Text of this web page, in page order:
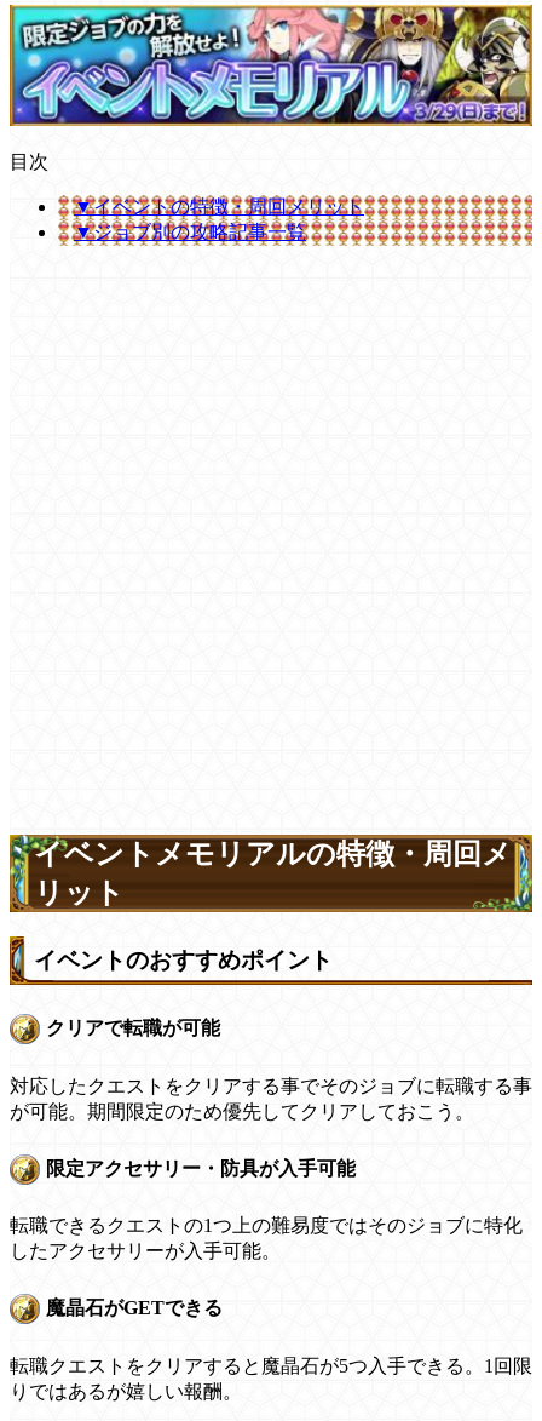
目次
▼イベントの特徴・周回メリット
▼ジョブ別の攻略記事一覧
イベントメモリアルの特徴・周回メ
リット
イベントのおすすめポイント
クリアで転職が可能
対応したクエストをクリアする事でそのジョブに転職する事
が可能。期間限定のため優先してクリアしておこう。
限定アクセサリー・防具が入手可能
転職できるクエストの1つ上の難易度ではそのジョブに特化
したアクセサリーが入手可能。
魔晶石がGETできる
転職クエストをクリアすると魔晶石が5つ入手できる。1回限
りではあるが嬉しい報酬。